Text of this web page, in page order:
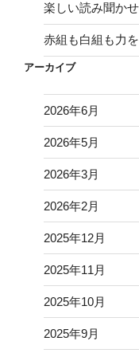
楽しい読み聞か
赤組も白組も力
アーカイブ
2026年6月
2026年5月
2026年3月
2026年2月
2025年12月
2025年11月
2025年10月
2025年9月